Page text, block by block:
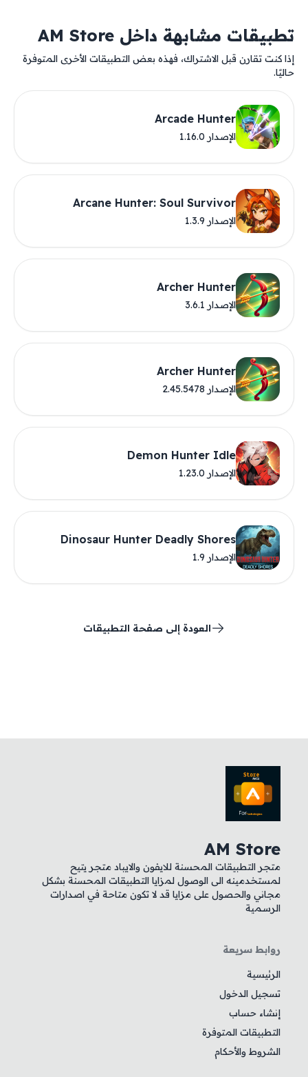
تطبيقات مشابهة داخل AM Store
إذا كنت تقارن قبل الاشتراك، فهذه بعض التطبيقات الأخرى المتوفرة
حاليًا.
Arcade Hunter
الإصدار 1.16.0
Arcane Hunter: Soul Survivor
الإصدار 1.3.9
Archer Hunter
الإصدار 3.6.1
Archer Hunter
الإصدار 2.45.5478
Demon Hunter Idle
الإصدار 1.23.0
Dinosaur Hunter Deadly Shores
الإصدار 1.9
العودة إلى صفحة التطبيقات
AM Store
متجر التطبيقات المحسنة للايفون والايباد متجر يتيح
لمستخدمينه الى الوصول لمزايا التطبيقات المحسنة بشكل
مجاني والحصول على مزايا قد لا تكون متاحة في اصدارات
الرسمية
روابط سريعة
الرئيسية
تسجيل الدخول
إنشاء حساب
التطبيقات المتوفرة
الشروط والأحكام